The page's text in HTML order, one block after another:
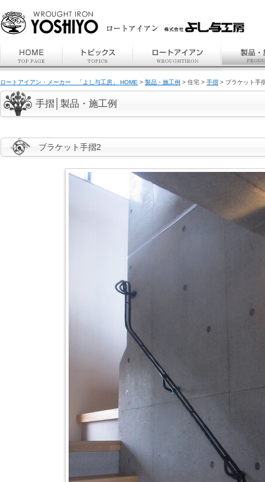
ロートアイアン・メーカー 「よし与工房」 HOME > 製品・施工例 > 住宅 > 手摺 > ブラケット手
手摺│製品・施工例
ブラケット手摺2